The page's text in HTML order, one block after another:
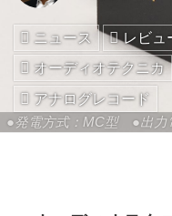
ニュース レビュ
オーディオテクニカ
アナログレコード